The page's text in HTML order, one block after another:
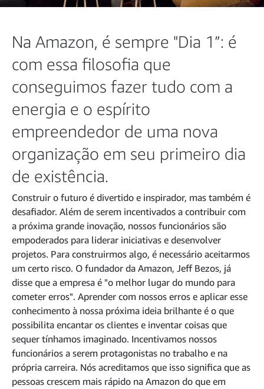
Na Amazon, é sempre "Dia 1”: é
com essa filosofia que
conseguimos fazer tudo com a
energia e o espírito
empreendedor de uma nova
organização em seu primeiro dia
de existência.
Construir o futuro é divertido e inspirador, mas também é
desafiador. Além de serem incentivados a contribuir com
a próxima grande inovação, nossos funcionários são
empoderados para liderar iniciativas e desenvolver
projetos. Para construirmos algo, é necessário aceitarmos
um certo risco. O fundador da Amazon, Jeff Bezos, já
disse que a empresa é "o melhor lugar do mundo para
cometer erros". Aprender com nossos erros e aplicar esse
conhecimento à nossa próxima ideia brilhante é o que
possibilita encantar os clientes e inventar coisas que
sequer tínhamos imaginado. Incentivamos nossos
funcionários a serem protagonistas no trabalho e na
própria carreira. Nós acreditamos que isso significa que as
pessoas crescem mais rápido na Amazon do que em